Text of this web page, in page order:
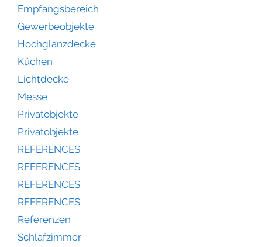
Empfangsbereich
Gewerbeobjekte
Hochglanzdecke
Küchen
Lichtdecke
Messe
Privatobjekte
Privatobjekte
REFERENCES
REFERENCES
REFERENCES
REFERENCES
Referenzen
Schlafzimmer